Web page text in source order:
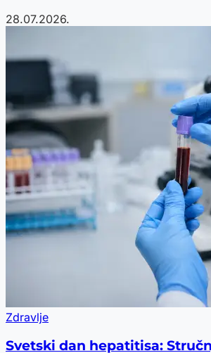
28.07.2026.
Zdravlje
Svetski dan hepatitisa: